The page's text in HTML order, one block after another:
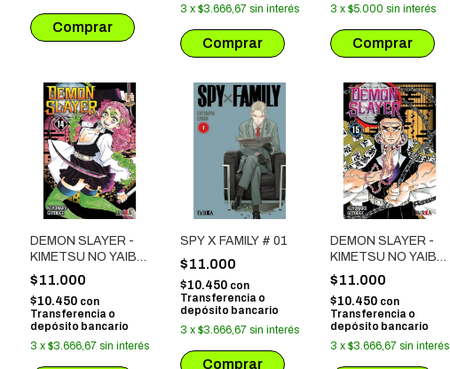
3 x $3.666,67 sin interés
3 x $5.000 sin interés
DEMON SLAYER -
KIMETSU NO YAIBA
# 14
$11.000
$10.450 con
Transferencia o
depósito bancario
3 x $3.666,67 sin interés
SPY X FAMILY # 01
$11.000
$10.450 con
Transferencia o
depósito bancario
3 x $3.666,67 sin interés
DEMON SLAYER -
KIMETSU NO YAIBA
# 15
$11.000
$10.450 con
Transferencia o
depósito bancario
3 x $3.666,67 sin interés